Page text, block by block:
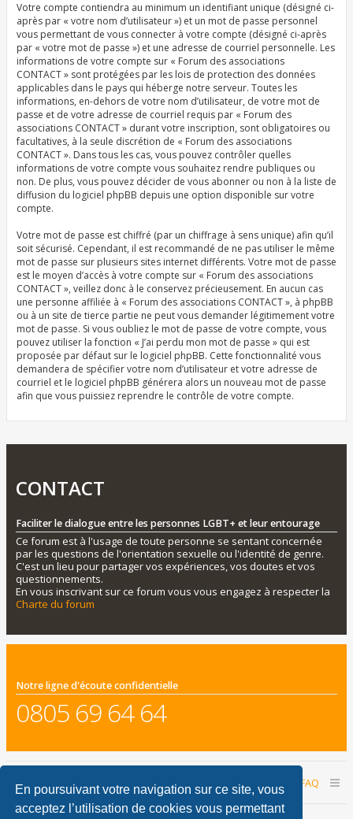
En poursuivant votre navigation sur ce site, vous
acceptez l’utilisation de cookies vous permettant
Votre compte contiendra au minimum un identifiant unique (désigné ci-
après par « votre nom d’utilisateur ») et un mot de passe personnel
vous permettant de vous connecter à votre compte (désigné ci-après
par « votre mot de passe ») et une adresse de courriel personnelle. Les
informations de votre compte sur « Forum des associations
CONTACT » sont protégées par les lois de protection des données
applicables dans le pays qui héberge notre serveur. Toutes les
informations, en-dehors de votre nom d’utilisateur, de votre mot de
passe et de votre adresse de courriel requis par « Forum des
associations CONTACT » durant votre inscription, sont obligatoires ou
facultatives, à la seule discrétion de « Forum des associations
CONTACT ». Dans tous les cas, vous pouvez contrôler quelles
informations de votre compte vous souhaitez rendre publiques ou
non. De plus, vous pouvez décider de vous abonner ou non à la liste de
diffusion du logiciel phpBB depuis une option disponible sur votre
compte.
Votre mot de passe est chiffré (par un chiffrage à sens unique) afin qu’il
soit sécurisé. Cependant, il est recommandé de ne pas utiliser le même
mot de passe sur plusieurs sites internet différents. Votre mot de passe
est le moyen d’accès à votre compte sur « Forum des associations
CONTACT », veillez donc à le conservez précieusement. En aucun cas
une personne affiliée à « Forum des associations CONTACT », à phpBB
ou à un site de tierce partie ne peut vous demander légitimement votre
mot de passe. Si vous oubliez le mot de passe de votre compte, vous
pouvez utiliser la fonction « J’ai perdu mon mot de passe » qui est
proposée par défaut sur le logiciel phpBB. Cette fonctionnalité vous
demandera de spécifier votre nom d’utilisateur et votre adresse de
courriel et le logiciel phpBB générera alors un nouveau mot de passe
afin que vous puissiez reprendre le contrôle de votre compte.
CONTACT
Faciliter le dialogue entre les personnes LGBT+ et leur entourage
Ce forum est à l'usage de toute personne se sentant concernée
par les questions de l'orientation sexuelle ou l'identité de genre.
C'est un lieu pour partager vos expériences, vos doutes et vos
questionnements.
En vous inscrivant sur ce forum vous vous engagez à respecter la
Charte du forum
Notre ligne d'écoute confidentielle
0805 69 64 64
Accueil du forum FAQ
Nous contacter